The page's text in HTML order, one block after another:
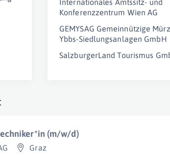
Internationales Amtssitz- und
Konferenzzentrum Wien AG
GEMYSAG Gemeinnützige
Ybbs-Siedlungsanlagen GmbH
SalzburgerLand Tourismus
(m/w/d)
Graz